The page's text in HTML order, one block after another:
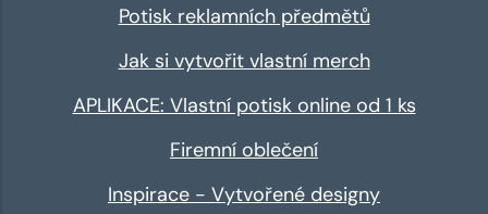
Potisk reklamních předmětů
Jak si vytvořit vlastní merch
APLIKACE: Vlastní potisk online od 1 ks
Firemní oblečení
Inspirace - Vytvořené designy